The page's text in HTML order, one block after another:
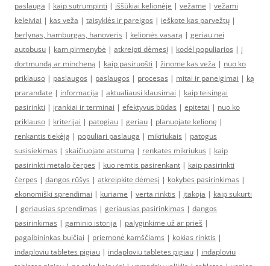
paslauga | kaip sutrumpinti | iššūkiai kelionėje | vežame | vežami
keleiviai | kas veža | taisyklės ir pareigos | ieškote kas parvežtų |
berlynas, hamburgas, hanoveris | kelionės vasarą | geriau nei
autobusu | kam pirmenybė | atkreipti dėmesį | kodėl populiarios | į
dortmundą ar mincheną | kaip pasiruošti | žinome kas veža | nuo ko
priklauso | paslaugos | paslaugos | procesas | mitai ir paneigimai | ką
prarandate | informacija | aktualiausi klausimai | kaip teisingai
pasirinkti | įrankiai ir terminai | efektyvus būdas | epitetai | nuo ko
priklauso | kriterijai | patogiau | geriau | planuojate kelionę |
renkantis tiekėją | populiari paslauga | mikriukais | patogus
susisiekimas | skaičiuojate atstumą | renkatės mikriukus | kaip
pasirinkti metalo čerpes | kuo remtis pasirenkant | kaip pasirinkti
čerpes | dangos rūšys | atkreipkite dėmesį | kokybės pasirinkimas |
ekonomiški sprendimai | kuriame | verta rinktis | įtakoja | kaip sukurti
| geriausias sprendimas | geriausias pasirinkimas | dangos
pasirinkimas | gaminio istorija | palyginkime už ar prieš |
pagalbininkas buičiai | priemonė kamščiams | kokias rinktis |
indaploviu tabletes pigiau | indaploviu tabletes pigiau | indaploviu